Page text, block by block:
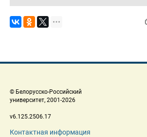
© Белорусско-Российский
университет, 2001-2026
v6.125.2506.17
Контактная информация